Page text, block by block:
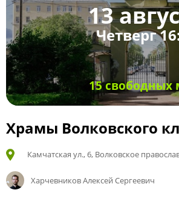
13
Четверг
15 свободных
Храмы Волковского
Камчатская ул., 6, Волковское
Харчевников Алексей Сергеевич